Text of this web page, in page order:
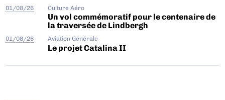
01/08/26 Culture Aéro
Un vol commémoratif pour le centenaire de
la traversée de Lindbergh
01/08/26 Aviation Générale
Le projet Catalina II